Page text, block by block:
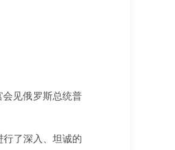
见俄罗斯总统普
了深入、坦诚的